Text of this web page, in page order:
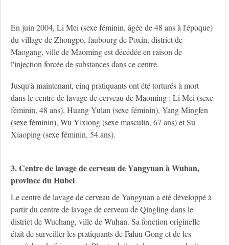
En juin 2004, Li Mei (sexe féminin, âgée de 48 ans à l'époque)
du village de Zhongpo, faubourg de Poxin, district de
Maogang, ville de Maoming est décédée en raison de
l'injection forcée de substances dans ce centre.
Jusqu'à maintenant, cinq pratiquants ont été torturés à mort
dans le centre de lavage de cerveau de Maoming : Li Mei (sexe
féminin, 48 ans), Huang Yulan (sexe féminin), Yang Mingfen
(sexe féminin), Wu Yixiong (sexe masculin, 67 ans) et Su
Xiaoping (sexe féminin, 54 ans).
3. Centre de lavage de cerveau de Yangyuan à Wuhan,
province du Hubei
Le centre de lavage de cerveau de Yangyuan a été développé à
partir du centre de lavage de cerveau de Qingling dans le
district de Wuchang, ville de Wuhan. Sa fonction originelle
était de surveiller les pratiquants de Falun Gong et de les